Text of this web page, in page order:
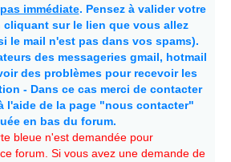
immédiate. Pensez à valider votre
cliquant sur le lien que vous allez
le mail n'est pas dans vos spams).
des messageries gmail, hotmail
des problèmes pour recevoir les
- Dans ce cas merci de contacter
l'aide de la page "nous contacter"
en bas du forum.
bleue n'est demandée pour
forum. Si vous avez une demande de